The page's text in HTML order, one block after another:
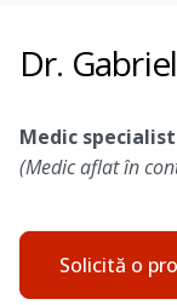
Dr.
Medic
(Medic aflat în
Solicită o